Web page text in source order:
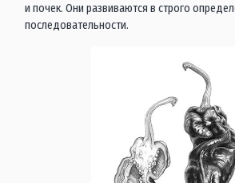
и почек. Они развиваются в строго
последовательности.